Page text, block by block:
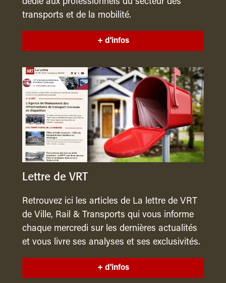
dédié aux professionnels du secteur des
transports et de la mobilité.
+ d'infos
Lettre de VRT
Retrouvez ici les articles de La lettre de VRT
de Ville, Rail & Transports qui vous informe
chaque mercredi sur les dernières actualités
et vous livre ses analyses et ses exclusivités.
+ d'infos